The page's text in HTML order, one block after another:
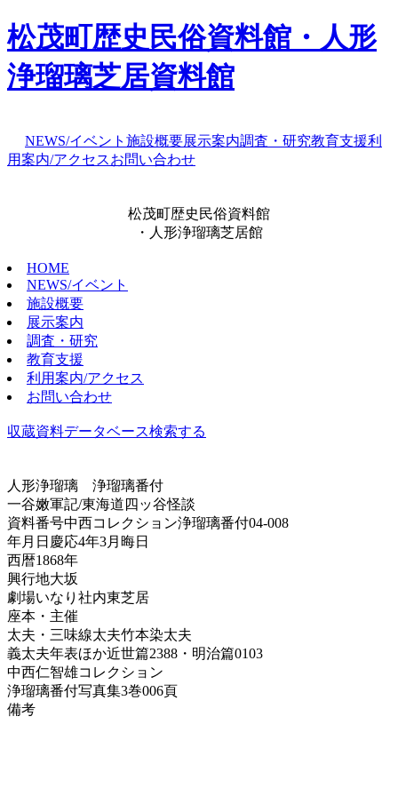
松茂町歴史民俗資料館・人形
浄瑠璃芝居資料館
NEWS/イベント 施設概要展示案内調査・研究教育支援利
用案内/アクセスお問い合わせ
松茂町歴史民俗資料館
・人形浄瑠璃芝居館
HOME
NEWS/イベント
施設概要
展示案内
調査・研究
教育支援
利用案内/アクセス
お問い合わせ
収蔵資料データベース検索する
人形浄瑠璃 浄瑠璃番付
一谷嫩軍記/東海道四ッ谷怪談
資料番号中西コレクション浄瑠璃番付04-008
年月日 慶応4年3月晦日
西暦1868年
興行地大坂
劇場いなり社内東芝居
座本・主催
太夫・三味線太夫竹本染太夫
義太夫年表ほか近世篇2388・明治篇0103
中西仁智雄コレクション
浄瑠璃番付写真集3巻006頁
備考